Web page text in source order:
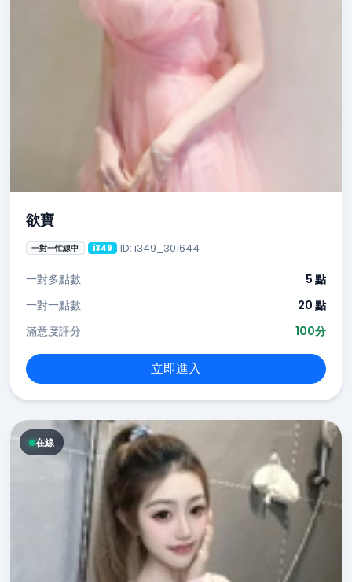
欲寶
一對一忙線中 i349 ID: i349_301644
一對多點數
5 點
一對一點數
20 點
滿意度評分
100分
立即進入
在線